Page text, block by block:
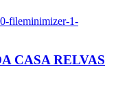
fileminimizer-1-
CASA RELVAS